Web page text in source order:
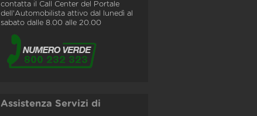
contatta il Call Center del Portale
dell'Automobilista attivo dal lunedì al
sabato dalle 8.00 alle 20.00
Assistenza Servizi di